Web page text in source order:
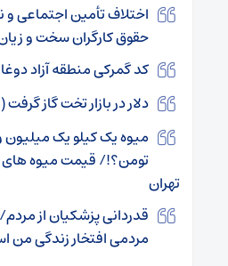
اختلاف تأمین اجتماعی و
حقوق کارگران سخت و
ﻛﺪ ﮔﻤﺮکی ﻣﻨﻄﻘﻪ آزاد
دلار در بازار تخت گاز گرفت (۲۰ اردیبهشت ۱۴۰۴)
میوه یک کیلو یک میلیون
تومن؟!/ قیمت میوه های از
تهران
قدردانی پزشکیان از
مردمی افتخار زندگی من